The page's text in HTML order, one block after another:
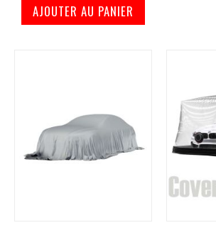
AJOUTER AU PANIER